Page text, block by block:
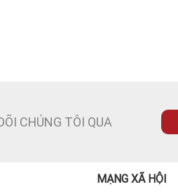
CHÚNG TÔI QUA
MẠNG XÃ HỘI